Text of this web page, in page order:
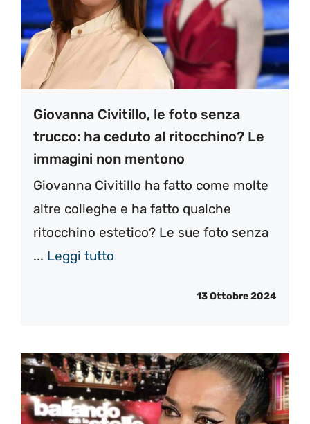
Giovanna Civitillo, le foto senza
trucco: ha ceduto al ritocchino? Le
immagini non mentono
Giovanna Civitillo ha fatto come molte
altre colleghe e ha fatto qualche
ritocchino estetico? Le sue foto senza
... Leggi tutto
13 Ottobre 2024